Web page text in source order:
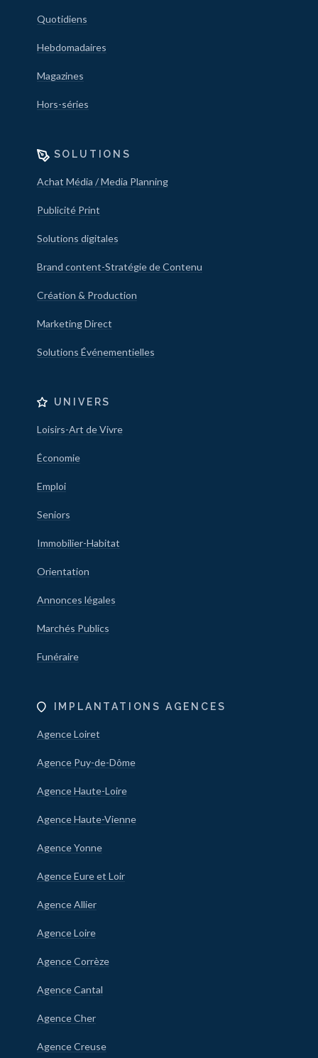
Quotidiens
Hebdomadaires
Magazines
Hors-séries
SOLUTIONS
Achat Média / Media Planning
Publicité Print
Solutions digitales
Brand content-Stratégie de Contenu
Création & Production
Marketing Direct
Solutions Événementielles
UNIVERS
Loisirs-Art de Vivre
Économie
Emploi
Seniors
Immobilier-Habitat
Orientation
Annonces légales
Marchés Publics
Funéraire
IMPLANTATIONS AGENCES
Agence Loiret
Agence Puy-de-Dôme
Agence Haute-Loire
Agence Haute-Vienne
Agence Yonne
Agence Eure et Loir
Agence Allier
Agence Loire
Agence Corrèze
Agence Cantal
Agence Cher
Agence Creuse